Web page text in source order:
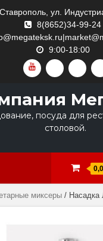
ул.
8(8652)34-99-24
9:00-18:00
YOUTUBEVKVIDEO
посуда для
столовой.
миксеры /